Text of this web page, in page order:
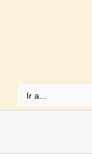
Ir a...